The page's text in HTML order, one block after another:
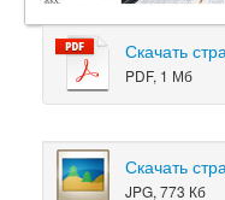
Скачать
PDF, 1 Мб
Скачать
JPG, 773 Кб